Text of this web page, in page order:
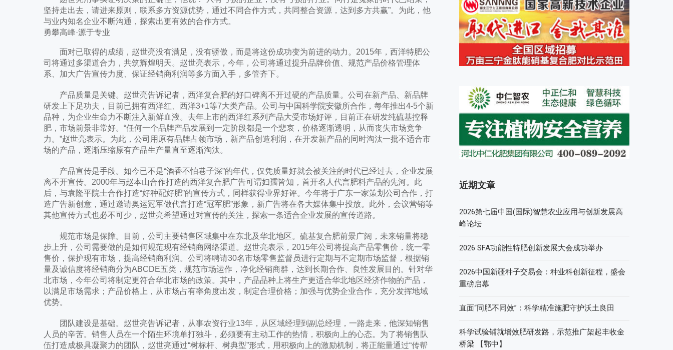
坚持走出去，请进来原则，联系多方资源优势，通过不同合作方式，共同整合资源，达到多方共赢”。为此，他
与业内知名企业不断沟通，探索出更有效的合作方式。
勇攀高峰·源于专业
面对已取得的成绩，赵世亮没有满足，没有骄傲，而是将这份成功变为前进的动力。2015年，西洋特肥公
司将通过多渠道合力，共筑辉煌明天。赵世亮表示，今年，公司将通过提升品牌价值、规范产品价格管理体
系、加大广告宣传力度、保证经销商利润等多方面入手，多管齐下。
产品质量是关键。赵世亮告诉记者，西洋复合肥的好口碑离不开过硬的产品质量。公司在新产品、新品牌
研发上下足功夫，目前已拥有西洋红、西洋3+1等7大类产品。公司与中国科学院安徽所合作，每年推出4-5个新
品种，为企业生命力不断注入新鲜血液。去年上市的西洋红系列产品大受市场好评，目前正在研发纯硫基控释
肥，市场前景非常好。“任何一个品牌产品发展到一定阶段都是一个悲哀，价格逐渐透明，从而丧失市场竞争
力。”赵世亮表示。为此，公司用原有品牌占领市场，新产品创造利润，在开发新产品的同时淘汰一批不适合市
场的产品，逐渐压缩原有产品生产量直至逐渐淘汰。
产品宣传是手段。如今已不是“酒香不怕巷子深”的年代，仅凭质量好就会被关注的时代已经过去，企业发展
离不开宣传。2000年与赵本山合作打造的西洋复合肥广告可谓妇孺皆知，首开名人代言肥料产品的先河。此
后，与袁隆平院士合作打造“好种配好肥”的宣传方式，同样获得业界好评。今年将于广东一家策划公司合作，打
造广告新创意，通过邀请奥运冠军做代言打造“冠军肥”形象，新广告将在各大媒体集中投放。此外，会议营销等
其他宣传方式也必不可少，赵世亮希望通过对宣传的关注，探索一条适合企业发展的宣传道路。
规范市场是保障。目前，公司主要销售区域集中在东北及华北地区。硫基复合肥前景广阔，未来销量将稳
步上升，公司需要做的是如何规范现有经销商网络渠道。赵世亮表示，2015年公司将提高产品零售价，统一零
售价，保护现有市场，提高经销商利润。公司将聘请30名市场零售监督员进行定期与不定期市场监督，根据销
量及诚信度将经销商分为ABCDE五类，规范市场运作，净化经销商群，达到长期合作、良性发展目的。针对华
北市场，今年公司将制定更符合华北市场的政策。其中，产品品种上将生产更适合华北地区经济作物的产品，
以满足市场需求；产品价格上，从市场占有率角度出发，制定合理价格；加强与优势企业合作，充分发挥地域
优势。
团队建设是基础。赵世亮告诉记者，从事农资行业13年，从区域经理到副总经理，一路走来，他深知销售
人员的辛苦。销售人员在一个陌生环境单打独斗，必须要有主动工作的热情，积极向上的心态。为了将销售队
伍打造成极具凝聚力的团队，赵世亮通过“树标杆、树典型”形式，用积极向上的激励机制，将正能量通过“传帮
近期文章
2026第七届中国(国际)智慧农业应用与创新发展高
峰论坛
2026 SFA功能性特肥创新发展大会成功举办
2026中国新疆种子交易会：种业科创新征程，盛会
重磅启幕
直面“同肥不同效”：科学精准施肥守护沃土良田
科学试验铺就增效肥研发路，示范推广架起丰收金
桥梁 【鄂中】